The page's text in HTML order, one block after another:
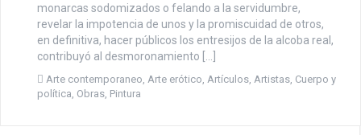
monarcas sodomizados o felando a la servidumbre,
revelar la impotencia de unos y la promiscuidad de otros,
en definitiva, hacer públicos los entresijos de la alcoba real,
contribuyó al desmoronamiento […]
Arte contemporaneo Arte erótico Artículos Artistas Cuerpo y
política Obras Pintura